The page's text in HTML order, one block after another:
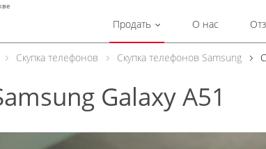
Продать О нас
Скупка телефонов Скупка телефонов Samsung
Galaxy A51